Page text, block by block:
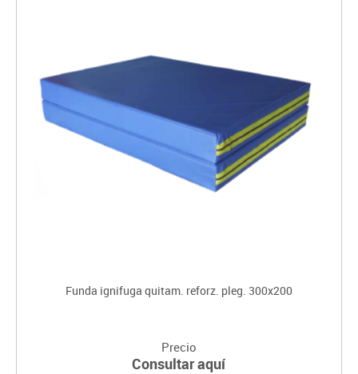
Funda ignifuga quitam. reforz. pleg. 300x200
Precio
Consultar aquí